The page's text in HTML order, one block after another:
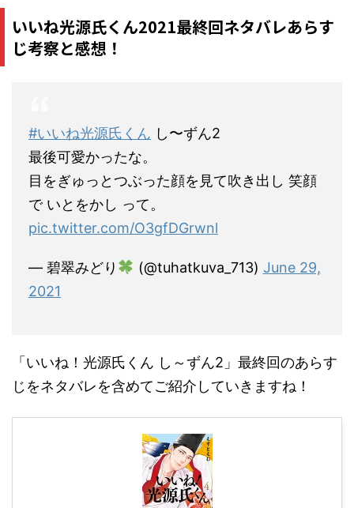
いいね光源氏くん2021最終回ネタバレあらす
じ考察と感想！
#いいね光源氏くん し〜ずん2
最後可愛かったな。
目をぎゅっとつぶった顔を見て吹き出し 笑顔
で いとをかし って。
pic.twitter.com/O3gfDGrwnl
— 碧翠みどり (@tuhatkuva_713) June 29,
2021
「いいね！光源氏くん し～ずん2」最終回のあらす
じをネタバレを含めてご紹介していきますね！